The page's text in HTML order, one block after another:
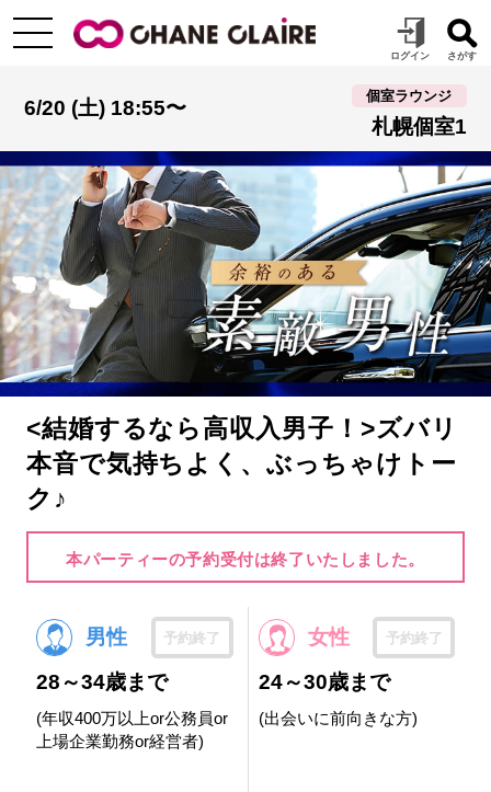
6/20 (土) 18:55〜
個室ラウンジ
札幌個室1
<結婚するなら高収入男子！>ズバリ
本音で気持ちよく、ぶっちゃけトー
ク♪
本パーティーの予約受付は終了いたしました。
男性 予約終了
28～34歳まで
(年収400万以上or公務員or
上場企業勤務or経営者)
女性 予約終了
24～30歳まで
(出会いに前向きな方)